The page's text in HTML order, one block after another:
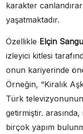
karakter
yaşatmaktadır.
Özellikle Elçin
izleyici kitlesi
onun kariyerinde
Örneğin, “Kiralık
Türk
getirmiştir.
birçok yapım